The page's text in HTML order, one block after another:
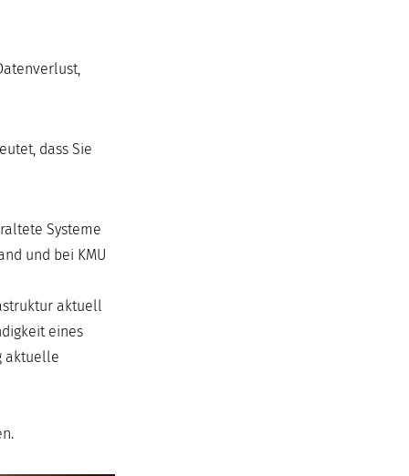
dass Sie
Systeme
und bei KMU
aktuell
eines
aktuelle